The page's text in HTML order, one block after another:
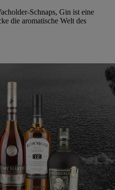
Schnaps, Gin ist eine
die aromatische Welt des